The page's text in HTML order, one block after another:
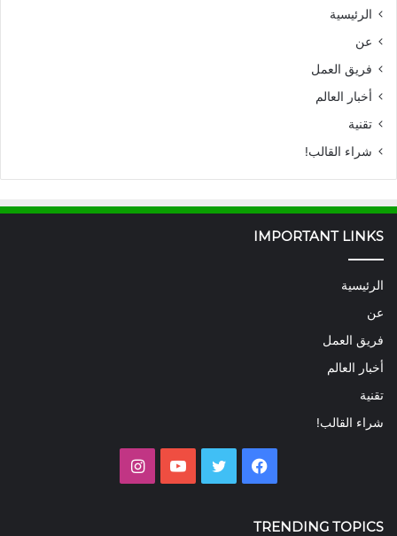
الرئيسية
عن
فريق العمل
أخبار العالم
تقنية
شراء القالب!
IMPORTANT LINKS
الرئيسية
عن
فريق العمل
أخبار العالم
تقنية
شراء القالب!
فيسبوك تويتر يوتيوب
TRENDING TOPICS